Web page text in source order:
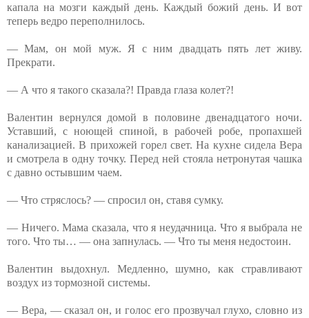
капала на мозги каждый день. Каждый божий день. И вот
теперь ведро переполнилось.
— Мам, он мой муж. Я с ним двадцать пять лет живу.
Прекрати.
— А что я такого сказала?! Правда глаза колет?!
Валентин вернулся домой в половине двенадцатого ночи.
Уставший, с ноющей спиной, в рабочей робе, пропахшей
канализацией. В прихожей горел свет. На кухне сидела Вера
и смотрела в одну точку. Перед ней стояла нетронутая чашка
с давно остывшим чаем.
— Что стряслось? — спросил он, ставя сумку.
— Ничего. Мама сказала, что я неудачница. Что я выбрала не
того. Что ты… — она запнулась. — Что ты меня недостоин.
Валентин выдохнул. Медленно, шумно, как стравливают
воздух из тормозной системы.
— Вера, — сказал он, и голос его прозвучал глухо, словно из